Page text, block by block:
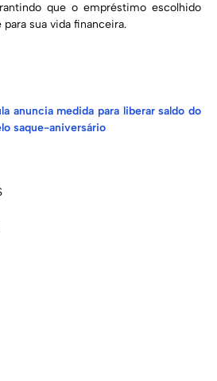
que o empréstimo escolhido
sua vida financeira.
anuncia medida para liberar saldo do
saque-aniversário